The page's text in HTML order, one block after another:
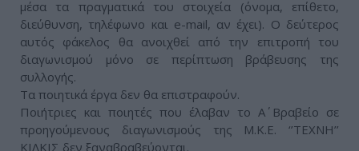
μέσα τα πραγματικά του στοιχεία (όνομα, επίθετο,
διεύθυνση, τηλέφωνο και e-mail, αν έχει). Ο δεύτερος
αυτός φάκελος θα ανοιχθεί από την επιτροπή του
διαγωνισμού μόνο σε περίπτωση βράβευσης της
συλλογής.
Τα ποιητικά έργα δεν θα επιστραφούν.
Ποιήτριες και ποιητές που έλαβαν το Α΄ Βραβείο σε
προηγούμενους διαγωνισμούς της Μ.Κ.Ε. ‘’ΤΕΧΝΗ’’
ΚΙΛΚΙΣ δεν ξαναβραβεύονται.